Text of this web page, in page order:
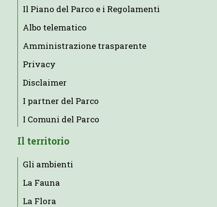
Il Piano del Parco e i Regolamenti
Albo telematico
Amministrazione trasparente
Privacy
Disclaimer
I partner del Parco
I Comuni del Parco
Il territorio
Gli ambienti
La Fauna
La Flora